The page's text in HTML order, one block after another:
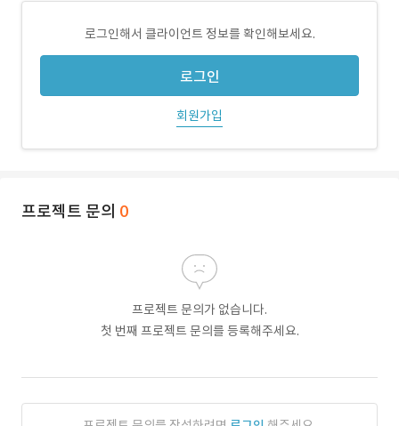
로그인해서 클라이언트 정보를 확인해보세요.
로그인
회원가입
프로젝트 문의 0
프로젝트 문의가 없습니다.
첫 번째 프로젝트 문의를 등록해주세요.